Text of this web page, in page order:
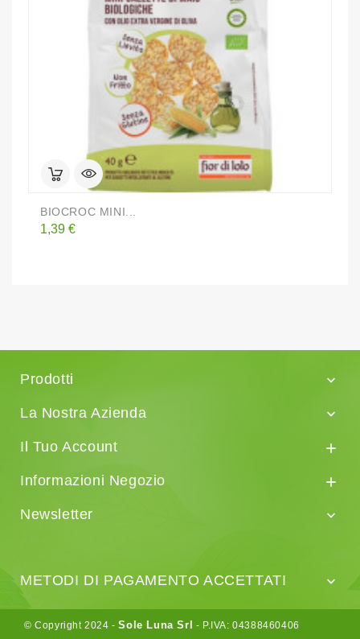
BIOCROC MINI...
Prezzo
1,39 €
Prodotti

La Nostra Azienda

Il Tuo Account

Informazioni Negozio

Newsletter

METODI DI PAGAMENTO ACCETTATI 
© Copyright 2024 -Sole Luna Srl
- P.IVA: 04388460406